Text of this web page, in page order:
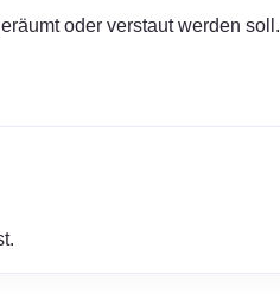
oder verstaut werden soll.